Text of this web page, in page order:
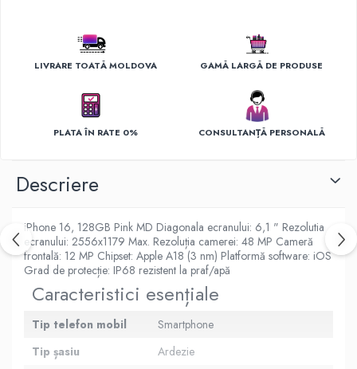
LIVRARE TOATĂ MOLDOVA GAMĂ LARGĂ DE PRODUSE
PLATA ÎN RATE 0% CONSULTANȚĂ PERSONALĂ
Descriere
iPhone 16, 128GB Pink MD Diagonala ecranului: 6,1 " Rezolutia
ecranului: 2556x1179 Max. Rezoluția camerei: 48 MP Cameră
frontală: 12 MP Chipset: Apple A18 (3 nm) Platformă software: iOS
Grad de protecție: IP68 rezistent la praf/apă
Caracteristici esențiale
Tip telefon mobil
Smartphone
Tip șasiu
Ardezie